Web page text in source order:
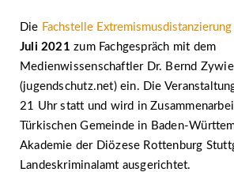
Die Fachstelle Extremismusdistanzierung
Juli 2021 zum Fachgespräch mit dem
Medienwissenschaftler Dr. Bernd
(jugendschutz.net) ein. Die
21 Uhr statt und wird in
Türkischen Gemeinde in Baden-
Akademie der Diözese Rottenburg
Landeskriminalamt ausgerichtet.